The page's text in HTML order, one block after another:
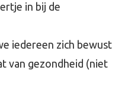
in bij de
iedereen zich bewust
van gezondheid (niet